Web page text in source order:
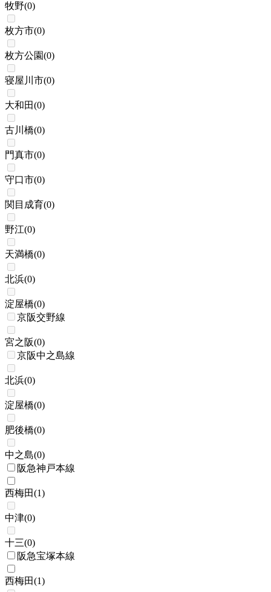
牧野(0)
枚方市(0)
枚方公園(0)
寝屋川市(0)
大和田(0)
古川橋(0)
門真市(0)
守口市(0)
関目成育(0)
野江(0)
天満橋(0)
北浜(0)
淀屋橋(0)
京阪交野線
宮之阪(0)
京阪中之島線
北浜(0)
淀屋橋(0)
肥後橋(0)
中之島(0)
阪急神戸本線
西梅田(1)
中津(0)
十三(0)
阪急宝塚本線
西梅田(1)